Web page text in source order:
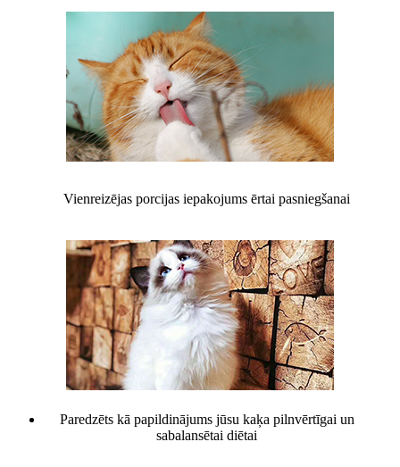
Vienreizējas porcijas iepakojums ērtai pasniegšanai
Paredzēts kā papildinājums jūsu kaķa pilnvērtīgai un
sabalansētai diētai